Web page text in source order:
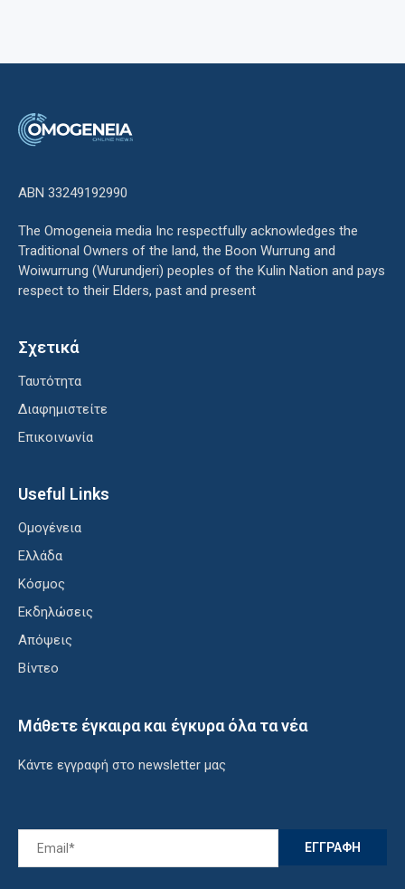
ΑΒΝ 33249192990
The Omogeneia media Inc respectfully acknowledges the
Traditional Owners of the land, the Boon Wurrung and
Woiwurrung (Wurundjeri) peoples of the Kulin Nation and pays
respect to their Elders, past and present
Σχετικά
Ταυτότητα
Διαφημιστείτε
Επικοινωνία
Useful Links
Ομογένεια
Ελλάδα
Κόσμος
Εκδηλώσεις
Απόψεις
Βίντεο
Μάθετε έγκαιρα και έγκυρα όλα τα νέα
Κάντε εγγραφή στο newsletter μας